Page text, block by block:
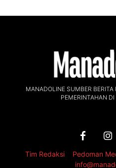
MANADOLINE SUMBER
PEMERINTAHAN
Tim Redaksi Pedoman